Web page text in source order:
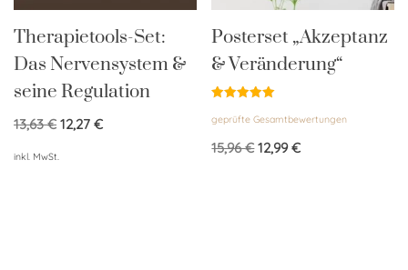
Therapietools-Set:
Das Nervensystem &
seine Regulation
13,63€ 12,27 €
inkl. MwSt.
Posterset „Akzeptanz
& Veränderung“
mit
von 5
geprüfte Gesamtbewertungen
15,96€ 12,99€